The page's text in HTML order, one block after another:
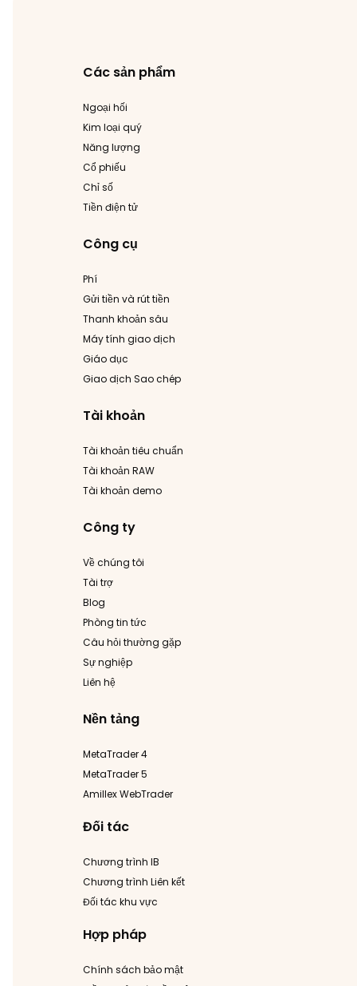
Các sản phẩm
Ngoại hối
Kim loại quý
Năng lượng
Cổ phiếu
Chỉ số
Tiền điện tử
Công cụ
Phí
Gửi tiền và rút tiền
Thanh khoản sâu
Máy tính giao dịch
Giáo dục
Giao dịch Sao chép
Tài khoản
Tài khoản tiêu chuẩn
Tài khoản RAW
Tài khoản demo
Công ty
Về chúng tôi
Tài trợ
Blog
Phòng tin tức
Câu hỏi thường gặp
Sự nghiệp
Liên hệ
Nền tảng
MetaTrader 4
MetaTrader 5
Amillex WebTrader
Đối tác
Chương trình IB
Chương trình Liên kết
Đối tác khu vực
Hợp pháp
Chính sách bảo mật